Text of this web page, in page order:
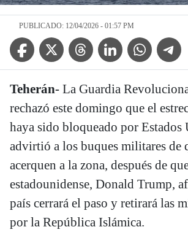
PUBLICADO: 12/04/2026 - 01:57 PM
Facebook IconTwitter IconThreads IconLinkedin IconWhatsApp Icon
Teherán- La Guardia
rechazó este domingo que el
haya sido bloqueado por Estados
advirtió a los buques militares de
acerquen a la zona, después de
estadounidense, Donald Trump,
país cerrará el paso y retirará las
por la República Islámica.